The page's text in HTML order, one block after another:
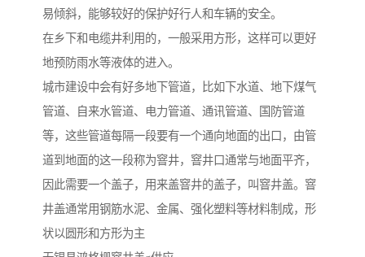
易倾斜，能够较好的保护好行人和车辆的安全。
在乡下和电缆井利用的，一般采用方形，这样可以更好
地预防雨水等液体的进入。
城市建设中会有好多地下管道，比如下水道、地下煤气
管道、自来水管道、电力管道、通讯管道、国防管道
等，这些管道每隔一段要有一个通向地面的出口，由管
道到地面的这一段称为窨井，窨井口通常与地面平齐，
因此需要一个盖子，用来盖窨井的盖子，叫窨井盖。窨
井盖通常用钢筋水泥、金属、强化塑料等材料制成，形
状以圆形和方形为主